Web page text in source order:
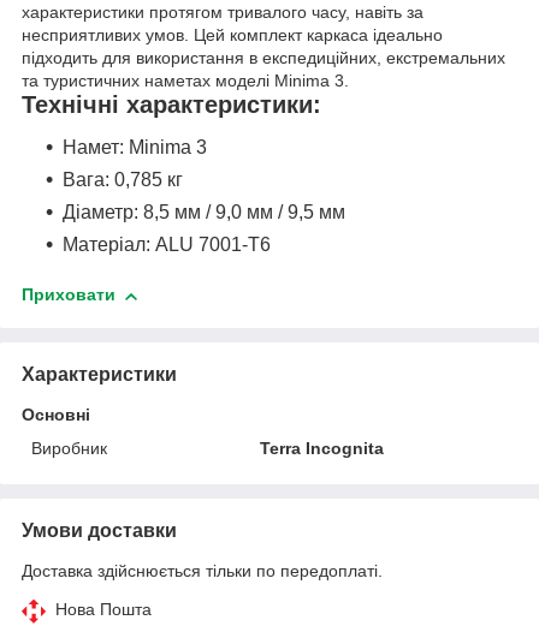
характеристики протягом тривалого часу, навіть за
несприятливих умов. Цей комплект каркаса ідеально
підходить для використання в експедиційних, екстремальних
та туристичних наметах моделі Minima 3.
Технічні характеристики:
Намет: Minima 3
Вага: 0,785 кг
Діаметр: 8,5 мм / 9,0 мм / 9,5 мм
Матеріал: ALU 7001-T6
Приховати
Характеристики
Основні
Виробник
Terra Incognita
Умови доставки
Доставка здійснюється тільки по передоплаті.
Нова Пошта